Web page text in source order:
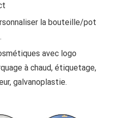
la bouteille/pot
avec logo
à chaud, étiquetage,
galvanoplastie.